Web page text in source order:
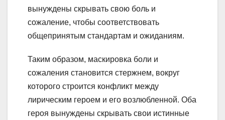
вынуждены скрывать свою боль и
сожаление, чтобы соответствовать
общепринятым стандартам и ожиданиям.
Таким образом, маскировка боли и
сожаления становится стержнем, вокруг
которого строится конфликт между
лирическим героем и его возлюбленной. Оба
героя вынуждены скрывать свои истинные